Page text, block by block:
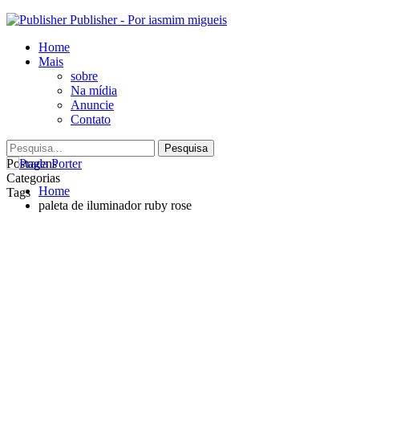
Publisher - Por iasmim migueis
Home
Mais
sobre
Na mídia
Anuncie
Contato
Postagens
Categorias
Tags Home
paleta de iluminador ruby rose